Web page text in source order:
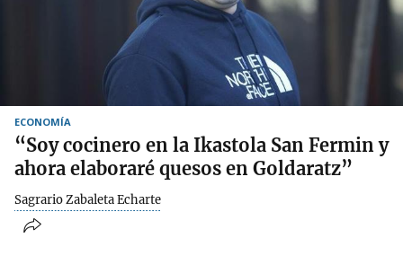
ECONOMÍA
“Soy cocinero en la Ikastola San Fermin y
ahora elaboraré quesos en Goldaratz”
Sagrario Zabaleta Echarte